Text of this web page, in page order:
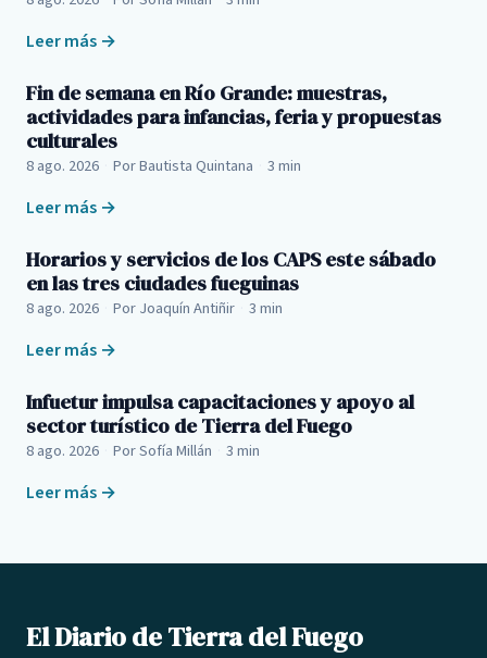
Leer más →
Fin de semana en Río Grande: muestras,
actividades para infancias, feria y propuestas
culturales
8 ago. 2026 Por Bautista Quintana 3 min
Leer más →
Horarios y servicios de los CAPS este sábado
en las tres ciudades fueguinas
8 ago. 2026 Por Joaquín Antiñir 3 min
Leer más →
Infuetur impulsa capacitaciones y apoyo al
sector turístico de Tierra del Fuego
8 ago. 2026 Por Sofía Millán 3 min
Leer más →
El Diario de Tierra del Fuego